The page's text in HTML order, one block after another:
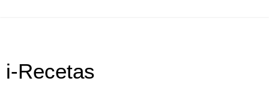
i-Recetas